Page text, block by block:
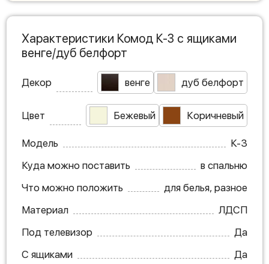
Характеристики Комод К-3 с ящиками
венге/дуб белфорт
Декор венге дуб белфорт
Цвет Бежевый Коричневый
Модель
К-3
Куда можно поставить
в спальню
Что можно положить
для белья, разное
Материал
ЛДСП
Под телевизор
Да
С ящиками
Да